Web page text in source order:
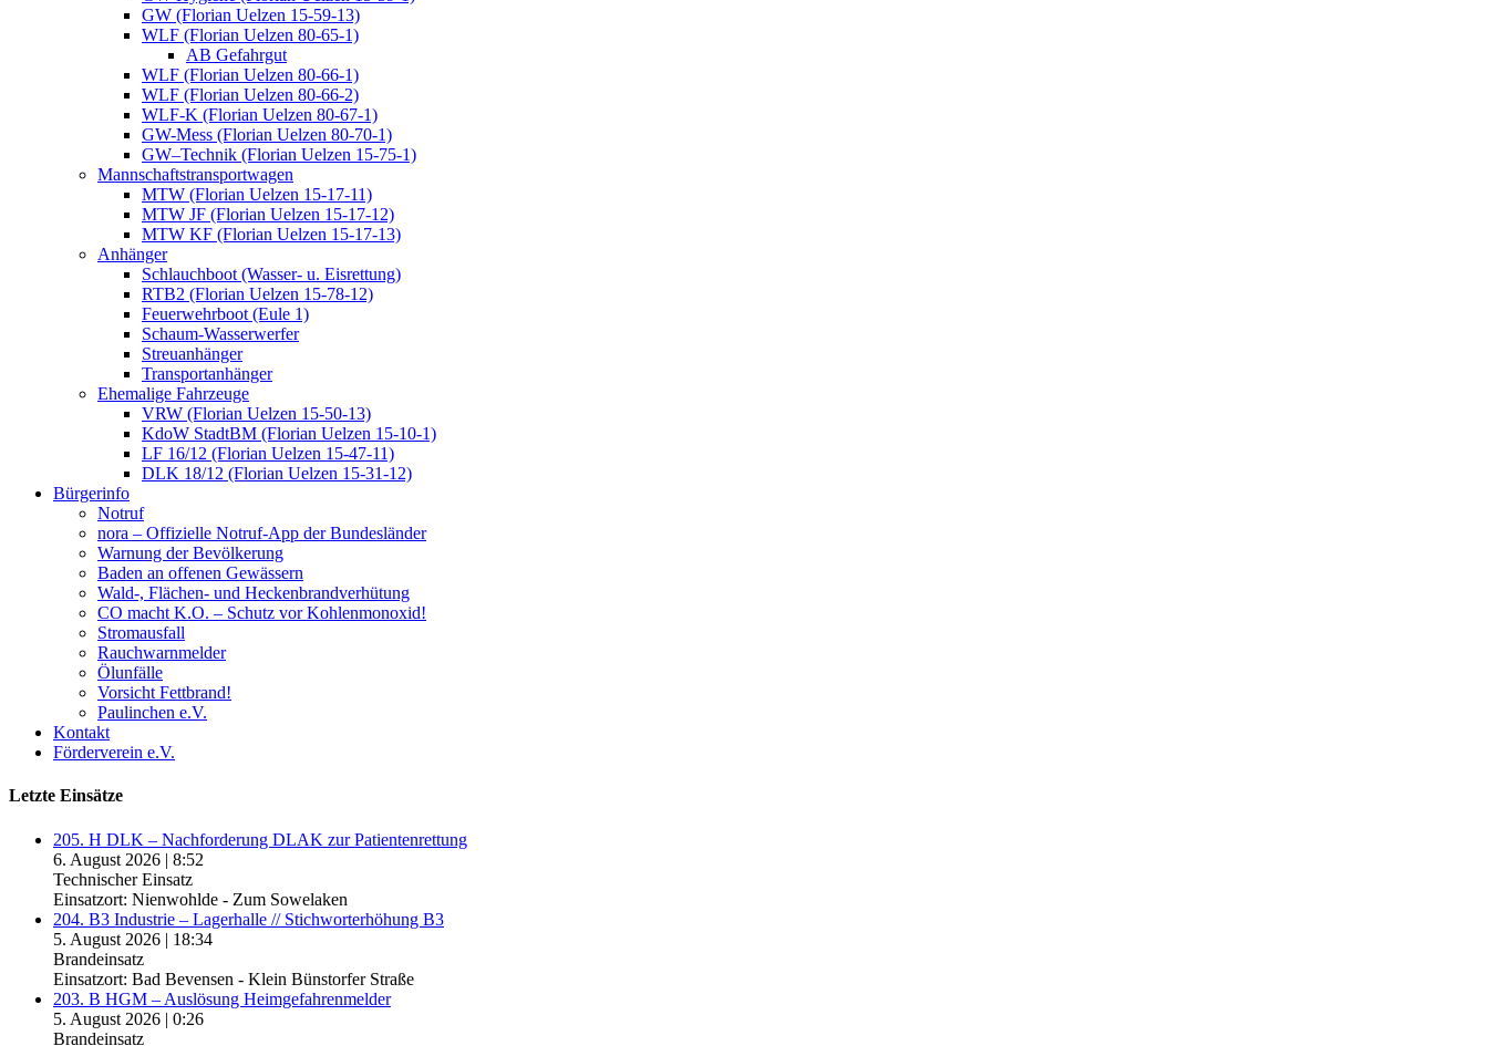
GW (Florian Uelzen 15-59-13)
WLF (Florian Uelzen 80-65-1)
AB Gefahrgut
WLF (Florian Uelzen 80-66-1)
WLF (Florian Uelzen 80-66-2)
WLF-K (Florian Uelzen 80-67-1)
GW-Mess (Florian Uelzen 80-70-1)
GW–Technik (Florian Uelzen 15-75-1)
Mannschaftstransportwagen
MTW (Florian Uelzen 15-17-11)
MTW JF (Florian Uelzen 15-17-12)
MTW KF (Florian Uelzen 15-17-13)
Anhänger
Schlauchboot (Wasser- u. Eisrettung)
RTB2 (Florian Uelzen 15-78-12)
Feuerwehrboot (Eule 1)
Schaum-Wasserwerfer
Streuanhänger
Transportanhänger
Ehemalige Fahrzeuge
VRW (Florian Uelzen 15-50-13)
KdoW StadtBM (Florian Uelzen 15-10-1)
LF 16/12 (Florian Uelzen 15-47-11)
DLK 18/12 (Florian Uelzen 15-31-12)
Bürgerinfo
Notruf
nora – Offizielle Notruf-App der Bundesländer
Warnung der Bevölkerung
Baden an offenen Gewässern
Wald-, Flächen- und Heckenbrandverhütung
CO macht K.O. – Schutz vor Kohlenmonoxid!
Stromausfall
Rauchwarnmelder
Ölunfälle
Vorsicht Fettbrand!
Paulinchen e.V.
Kontakt
Förderverein e.V.
Letzte Einsätze
205. H DLK – Nachforderung DLAK zur Patientenrettung
6. August 2026 | 8:52
Technischer Einsatz
Einsatzort: Nienwohlde - Zum Sowelaken
204. B3 Industrie – Lagerhalle // Stichworterhöhung B3
5. August 2026 | 18:34
Brandeinsatz
Einsatzort: Bad Bevensen - Klein Bünstorfer Straße
203. B HGM – Auslösung Heimgefahrenmelder
5. August 2026 | 0:26
Brandeinsatz